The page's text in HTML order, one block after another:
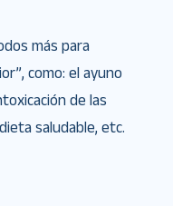
más para
como: el ayuno
de las
saludable, etc.